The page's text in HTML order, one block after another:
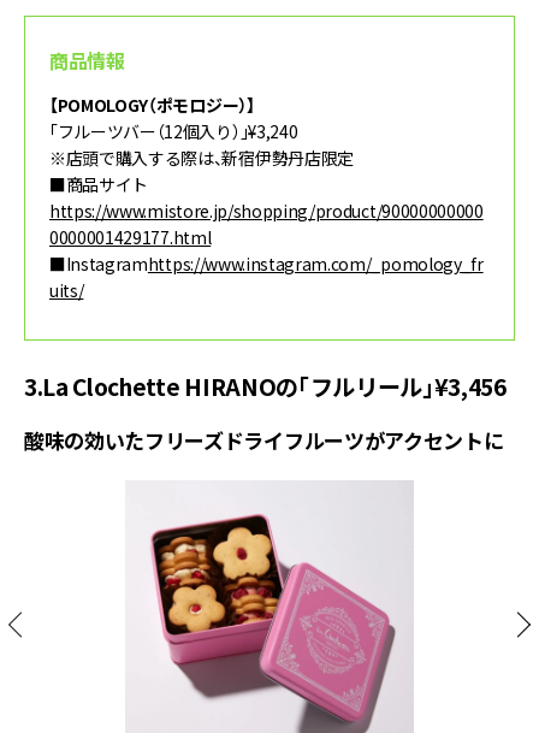
商品情報
【POMOLOGY（ポモロジー）】
「フルーツバー（12個入り）」¥3,240
※店頭で購入する際は、新宿伊勢丹店限定
■商品サイト
https://www.mistore.jp/shopping/product/90000000000
0000001429177.html
■Instagramhttps://www.instagram.com/_pomology_fr
uits/
3.La Clochette HIRANOの「フルリール」¥3,456
酸味の効いたフリーズドライフルーツがアクセントに